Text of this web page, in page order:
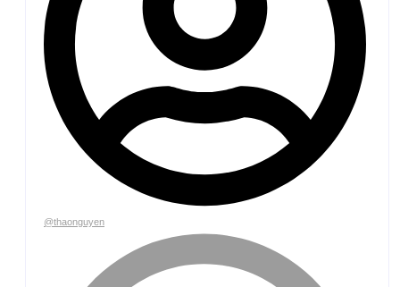
@thaonguyen